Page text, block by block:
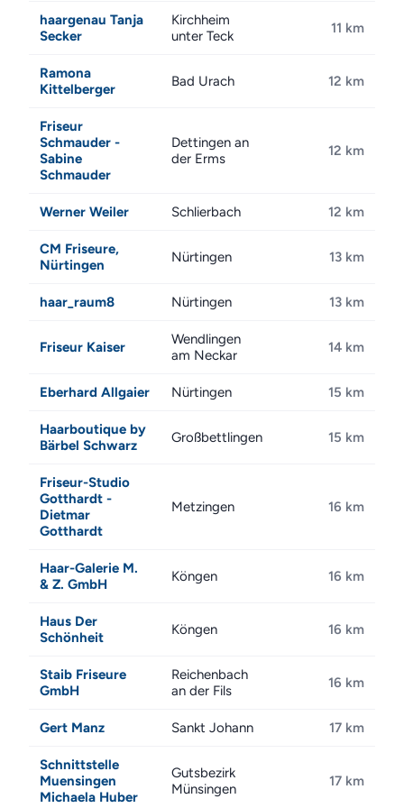
haargenau Tanja
Secker
Kirchheim
unter Teck
11 km
Ramona
Kittelberger
Bad Urach 12 km
Friseur
Schmauder -
Sabine
Schmauder
Dettingen an
der Erms
12 km
Werner Weiler Schlierbach 12 km
CM Friseure,
Nürtingen
Nürtingen 13 km
haar_raum8 Nürtingen 13 km
Friseur Kaiser
Wendlingen
am Neckar
14 km
Eberhard Allgaier Nürtingen 15 km
Haarboutique by
Bärbel Schwarz
Großbettlingen 15 km
Friseur-Studio
Gotthardt -
Dietmar
Gotthardt
Metzingen 16 km
Haar-Galerie M.
& Z. GmbH
Köngen 16 km
Haus Der
Schönheit
Köngen 16 km
Staib Friseure
GmbH
Reichenbach
an der Fils
16 km
Gert Manz Sankt Johann 17 km
Schnittstelle
Muensingen
Michaela Huber
Gutsbezirk
Münsingen
17 km